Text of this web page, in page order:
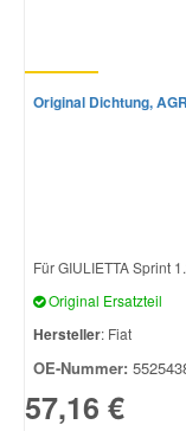
Original Dichtung,
Für GIULIETTA Sprint
Original Ersatzteil
Hersteller: Fiat
OE-Nummer:
57,16 €